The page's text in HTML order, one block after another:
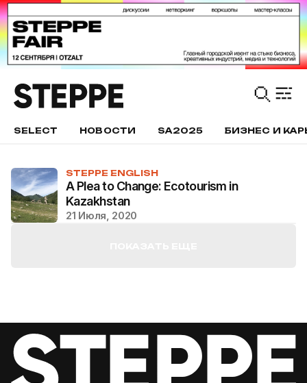
SELECT НОВОСТИ SA2025 БИЗНЕС И
STEPPE ENGLISH
A Plea to Change: Ecotourism in
Kazakhstan
21 Июля, 2020